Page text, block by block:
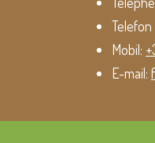
Telefon
Mobil:
E-mail: